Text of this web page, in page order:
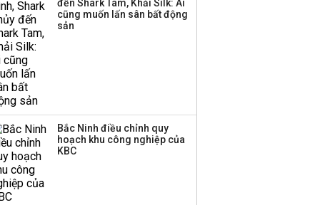
Thị trường thường
đến Shark Tam, Khải Silk: Ai
cũng muốn lấn sân bất động
sản
Bắc Ninh điều chỉnh quy
hoạch khu công nghiệp của
KBC